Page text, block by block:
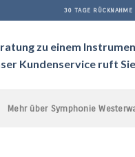
30 TAGE RÜCKNAHME
zu einem
Kundenservice ruft
Mehr über Symphonie